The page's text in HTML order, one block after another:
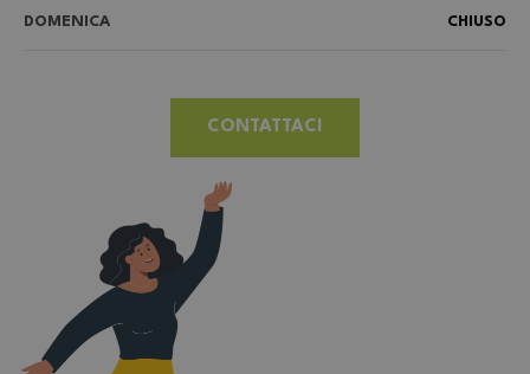
DOMENICA CHIUSO
CONTATTACI